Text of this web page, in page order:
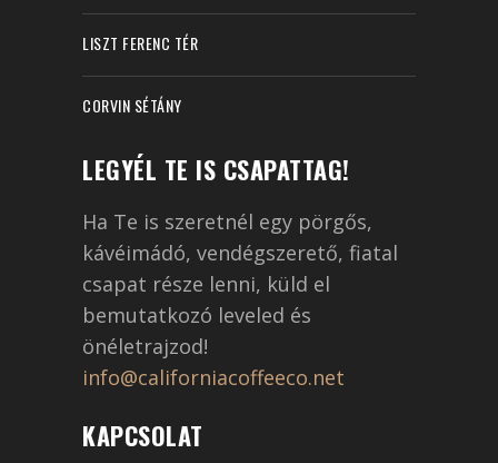
LISZT FERENC TÉR
CORVIN SÉTÁNY
LEGYÉL TE IS CSAPATTAG!
Ha Te is szeretnél egy pörgős,
kávéimádó, vendégszerető, fiatal
csapat része lenni, küld el
bemutatkozó leveled és
önéletrajzod!
info@californiacoffeeco.net
KAPCSOLAT